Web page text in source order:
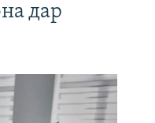
дар